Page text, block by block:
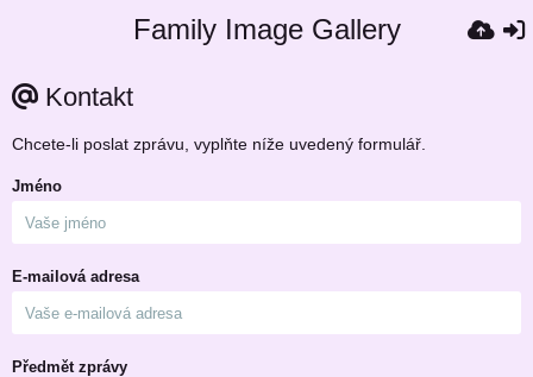
Family Image Gallery
Kontakt
Chcete-li poslat zprávu, vyplňte níže uvedený formulář.
Jméno
E-mailová adresa
Předmět zprávy